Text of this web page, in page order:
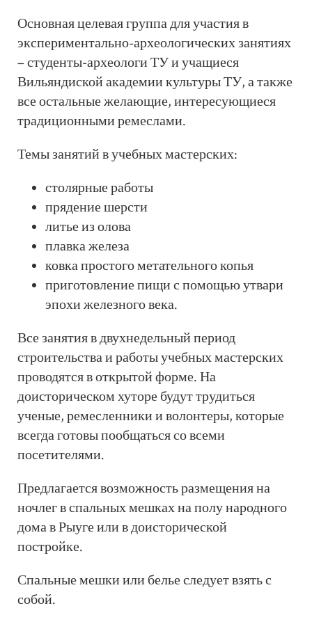
Основная целевая группа для участия в
экспериментально-археологических занятиях
– студенты-археологи ТУ и учащиеся
Вильяндиской академии культуры ТУ, а также
все остальные желающие, интересующиеся
традиционными ремеслами.
Темы занятий в учебных мастерских:
столярные работы
прядение шерсти
литье из олова
плавка железа
ковка простого метательного копья
приготовление пищи с помощью утвари
эпохи железного века.
Все занятия в двухнедельный период
строительства и работы учебных мастерских
проводятся в открытой форме. На
доисторическом хуторе будут трудиться
ученые, ремесленники и волонтеры, которые
всегда готовы пообщаться со всеми
посетителями.
Предлагается возможность размещения на
ночлег в спальных мешках на полу народного
дома в Рыуге или в доисторической
постройке.
Спальные мешки или белье следует взять с
собой.